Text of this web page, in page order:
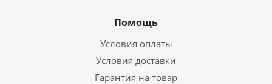
Помощь
Условия оплаты
Условия доставки
Гарантия на товар